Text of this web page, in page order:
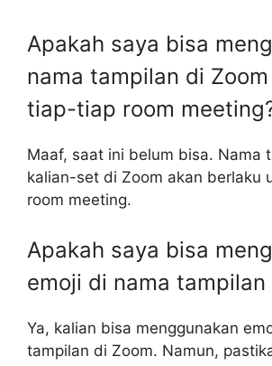
Apakah saya bisa
nama tampilan di
tiap-tiap room
Maaf, saat ini belum bisa. Nama
kalian-set di Zoom akan berlaku
room meeting.
Apakah saya bisa
emoji di nama tampilan
Ya, kalian bisa menggunakan
tampilan di Zoom. Namun,